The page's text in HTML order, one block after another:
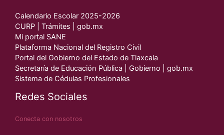
Calendario Escolar 2025-2026
CURP | Trámites | gob.mx
Mi portal SANE
Plataforma Nacional del Registro Civil
Portal del Gobierno del Estado de Tlaxcala
Secretaría de Educación Pública | Gobierno | gob.mx
Sistema de Cédulas Profesionales
Redes Sociales
Conecta con nosotros